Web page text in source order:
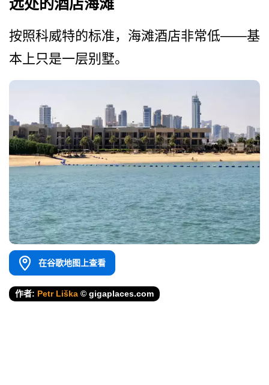
远处的酒店海滩
按照科威特的标准，海滩酒店非常低——基
本上只是一层别墅。
在谷歌地图上查看
作者: Petr Liška © gigaplaces.com